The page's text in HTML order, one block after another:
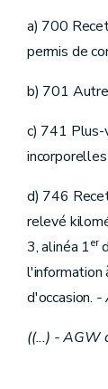
a) 700
permis de
b) 701
c) 741 Plus-
incorporelles
d) 746
relevé
3, alinéa 1er
l'information
d'occasion. -
((...) - AGW